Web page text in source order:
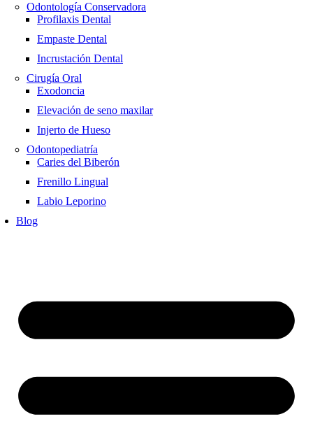
Odontología Conservadora
Profilaxis Dental
Empaste Dental
Incrustación Dental
Cirugía Oral
Exodoncia
Elevación de seno maxilar
Injerto de Hueso
Odontopediatría
Caries del Biberón
Frenillo Lingual
Labio Leporino
Blog